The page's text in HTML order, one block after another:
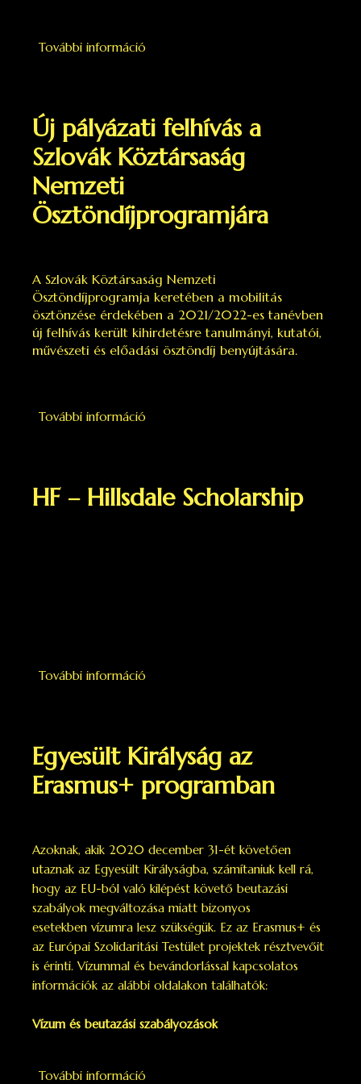
További információ
Új pályázati felhívás a
Szlovák Köztársaság
Nemzeti
Ösztöndíjprogramjára
A Szlovák Köztársaság Nemzeti
Ösztöndíjprogramja keretében a mobilitás
ösztönzése érdekében a 2021/2022-es tanévben
új felhívás került kihirdetésre tanulmányi, kutatói,
művészeti és előadási ösztöndíj benyújtására.
További információ
HF – Hillsdale Scholarship
További információ
Egyesült Királyság az
Erasmus+ programban
Azoknak, akik 2020 december 31-ét követően
utaznak az Egyesült Királyságba, számítaniuk kell rá,
hogy az EU-ból való kilépést követő beutazási
szabályok megváltozása miatt bizonyos
esetekben vízumra lesz szükségük. Ez az Erasmus+ és
az Európai Szolidaritási Testület projektek résztvevőit
is érinti. Vízummal és bevándorlással kapcsolatos
információk az alábbi oldalakon találhatók:
Vízum és beutazási szabályozások
További információ